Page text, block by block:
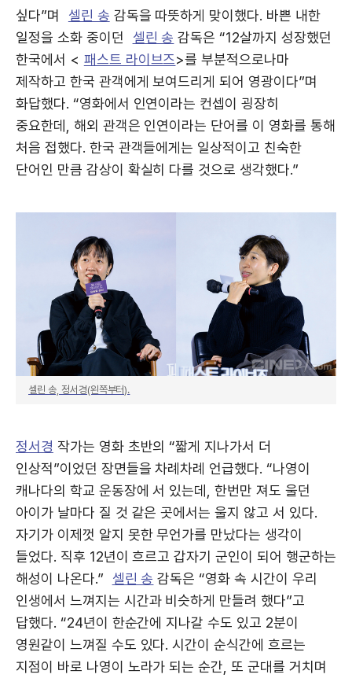
싶다”며
셀린 송 감독을 따뜻하게 맞이했다. 바쁜 내한
일정을 소화 중이던
셀린 송 감독은 “12살까지 성장했던
한국에서 < 패스트 라이브즈>를 부분적으로나마
제작하고 한국 관객에게 보여드리게 되어 영광이다”며
화답했다. “영화에서 인연이라는 컨셉이 굉장히
중요한데, 해외 관객은 인연이라는 단어를 이 영화를 통해
처음 접했다. 한국 관객들에게는 일상적이고 친숙한
단어인 만큼 감상이 확실히 다를 것으로 생각했다.”
셀린 송, 정서경(왼쪽부터).
정서경 작가는 영화 초반의 “짧게 지나가서 더
인상적”이었던 장면들을 차례차례 언급했다. “나영이
캐나다의 학교 운동장에 서 있는데, 한번만 져도 울던
아이가 날마다 질 것 같은 곳에서는 울지 않고 서 있다.
자기가 이제껏 알지 못한 무언가를 만났다는 생각이
들었다. 직후 12년이 흐르고 갑자기 군인이 되어 행군하는
해성이 나온다.”
셀린 송 감독은 “영화 속 시간이 우리
인생에서 느껴지는 시간과 비슷하게 만들려 했다”고
답했다. “24년이 한순간에 지나갈 수도 있고 2분이
영원같이 느껴질 수도 있다. 시간이 순식간에 흐르는
지점이 바로 나영이 노라가 되는 순간, 또 군대를 거치며